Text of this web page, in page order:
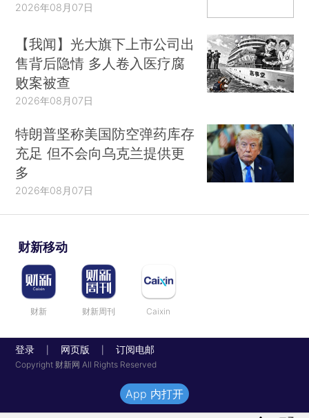
2026年08月07日
【我闻】光大旗下上市公司出
售背后隐情 多人卷入医疗腐
败案被查
2026年08月07日
特朗普坚称美国防空弹药库存
充足 但不会向乌克兰提供更
多
2026年08月07日
财新移动
财新 财新周刊 Caixin
登录 网页版 订阅电邮
Copyright 财新网 All Rights Reserved
App 内打开